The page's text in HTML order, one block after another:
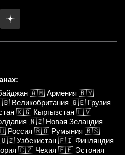
🇦🇲 Армения 🇧🇾
Великобритания 🇬🇪 Грузия
🇰🇬 Кыргызстан 🇱🇻
🇳🇿 Новая Зеландия
Россия 🇷🇴 Румыния 🇷🇸
🇺🇿 Узбекистан 🇫🇮 Финляндия
🇨🇿 Чехия 🇪🇪 Эстония